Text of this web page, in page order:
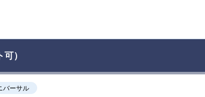
）
バーサル